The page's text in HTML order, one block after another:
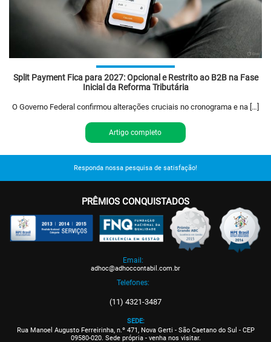
Split Payment Fica para 2027: Opcional e Restrito ao B2B na Fase
Inicial da Reforma Tributária
O Governo Federal confirmou alterações cruciais no cronograma e na […]
Artigo completo
Responda nossa pesquisa de satisfação!
PRÊMIOS CONQUISTADOS
Email:
adhoc@adhoccontabil.com.br
Telefones:
(11) 4321-3487
SEDE:
Rua Manoel Augusto Ferreirinha, n.º 471, Nova Gerti - São Caetano do Sul - CEP
09580-020. Sede própria - venha nos visitar.